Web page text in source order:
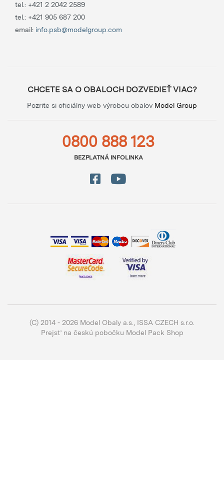
tel.: +421 2 2042 2589
tel.: +421 905 687 200
email: info.psb@modelgroup.com
CHCETE SA O OBALOCH DOZVEDIEŤ VIAC?
Pozrite si oficiálny web výrobcu obalov Model Group
0800 888 123
BEZPLATNÁ INFOLINKA
(C) 2014 - 2026 Model Obaly a.s., ISSA CZECH s.r.o.
Prejsť na českú pobočku Model Pack Shop